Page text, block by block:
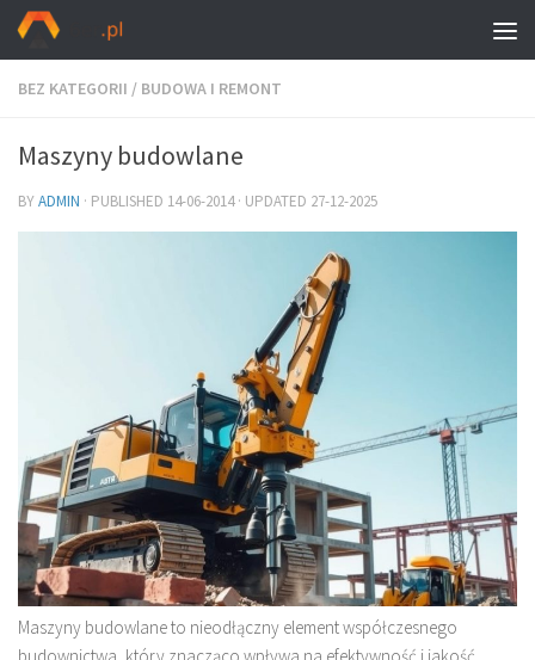
BEZ KATEGORII / BUDOWA I REMONT
Maszyny budowlane
BYADMIN · PUBLISHED 14-06-2014· UPDATED 27-12-2025
Maszyny budowlane to nieodłączny element współczesnego
budownictwa, który znacząco wpływa na efektywność i jakość